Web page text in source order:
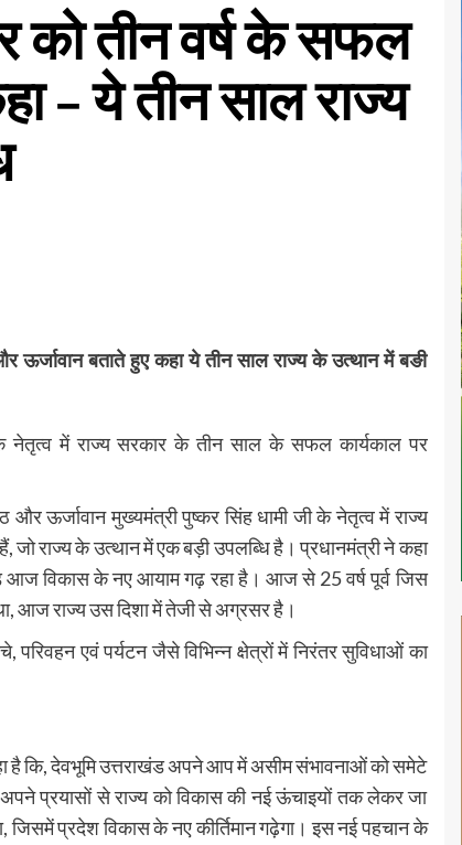
को तीन वर्ष के सफल
– ये तीन साल राज्य
ऊर्जावान बताते हुए कहा ये तीन साल राज्य के उत्थान में बङी
के नेतृत्व में राज्य सरकार के तीन साल के सफल कार्यकाल पर
ऊर्जावान मुख्यमंत्री पुष्कर सिंह धामी जी के नेतृत्व में राज्य
जो राज्य के उत्थान में एक बड़ी उपलब्धि है। प्रधानमंत्री ने कहा
आज विकास के नए आयाम गढ़ रहा है। आज से 25 वर्ष पूर्व जिस
आज राज्य उस दिशा में तेजी से अग्रसर है।
परिवहन एवं पर्यटन जैसे विभिन्न क्षेत्रों में निरंतर सुविधाओं का
है कि, देवभूमि उत्तराखंड अपने आप में असीम संभावनाओं को समेटे
प्रयासों से राज्य को विकास की नई ऊंचाइयों तक लेकर जा
प्रदेश विकास के नए कीर्तिमान गढ़ेगा। इस नई पहचान के